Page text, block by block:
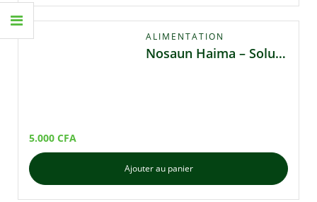
ALIMENTATION
Nosaun Haima – Solution Naturelle contre la Drépanocytose et le Cancer du Sang
5.000 CFA
Ajouter au panier